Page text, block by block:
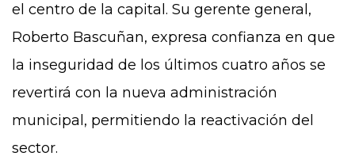
el centro de la capital. Su gerente general,
Roberto Bascuñan, expresa confianza en que
la inseguridad de los últimos cuatro años se
revertirá con la nueva administración
municipal, permitiendo la reactivación del
sector.